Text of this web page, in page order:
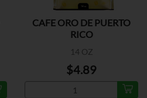
CAFE ORO DE PUERTO
RICO
14 OZ
$4.89